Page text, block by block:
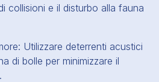
collisioni e il disturbo alla fauna
Utilizzare deterrenti acustici
di bolle per minimizzare il